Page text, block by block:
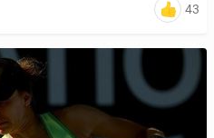
43